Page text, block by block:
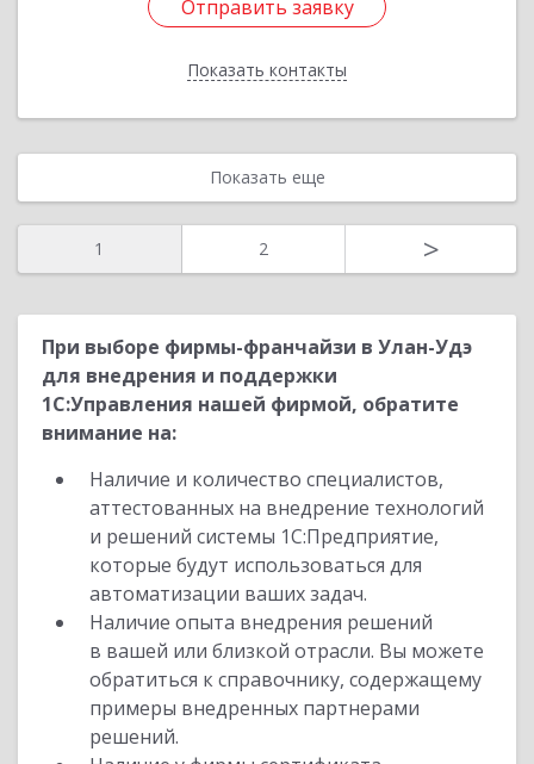
Отправить заявку
Показать контакты
Отправить заявку
Назад
Показать еще
1 2 >
При выборе фирмы-франчайзи в Улан-Удэ
для внедрения и поддержки
1С:Управления нашей фирмой, обратите
внимание на:
Наличие и количество специалистов,
аттестованных на внедрение технологий
и решений системы 1С:Предприятие,
которые будут использоваться для
автоматизации ваших задач.
Наличие опыта внедрения решений
в вашей или близкой отрасли. Вы можете
обратиться к справочнику, содержащему
примеры внедренных партнерами
решений.